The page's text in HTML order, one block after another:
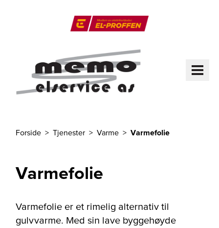
Forside Tjenester Varme Varmefolie
Varmefolie
Varmefolie er et rimelig alternativ til
gulvvarme. Med sin lave byggehøyde